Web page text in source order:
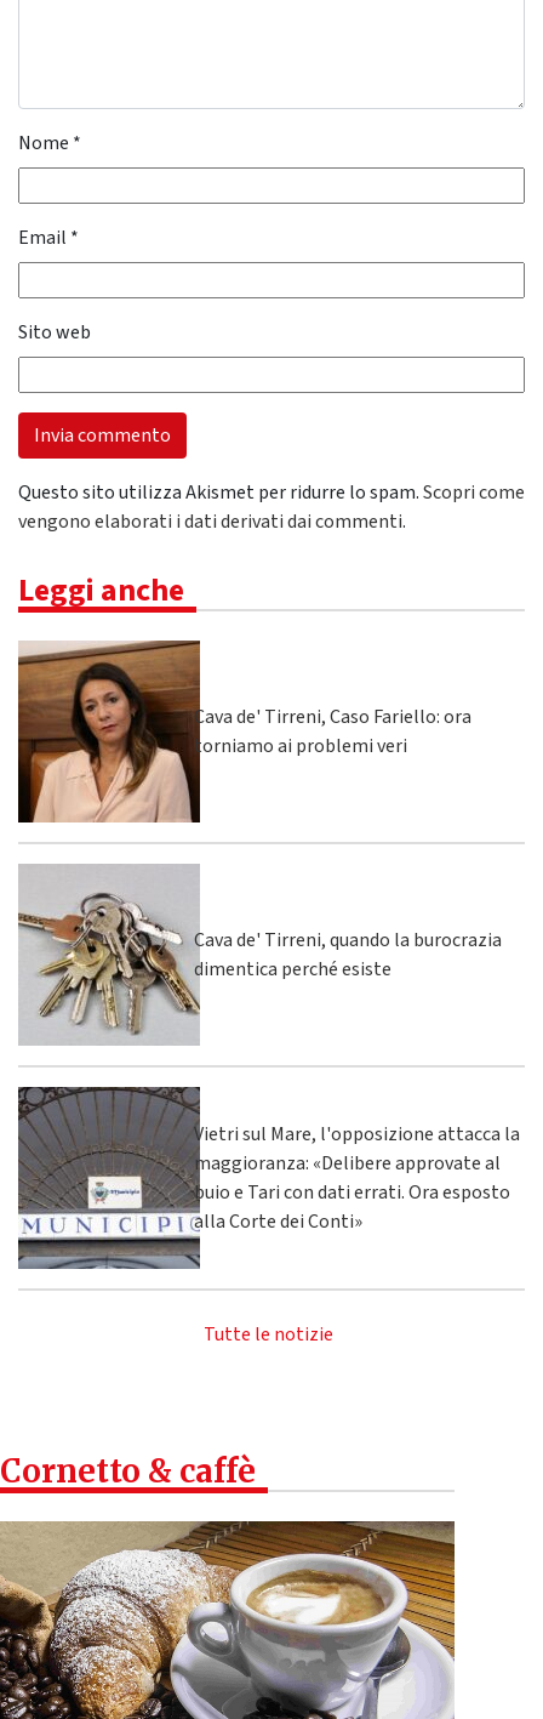
Nome *
Email *
Sito web
Questo sito utilizza Akismet per ridurre lo spam.Scopri come
vengono elaborati i dati derivati dai commenti.
Leggi anche
Cava de' Tirreni, Caso Fariello: ora
torniamo ai problemi veri
Cava de' Tirreni, quando la burocrazia
dimentica perché esiste
Vietri sul Mare, l'opposizione attacca la
maggioranza: «Delibere approvate al
buio e Tari con dati errati. Ora esposto
alla Corte dei Conti»
Tutte le notizie
Cornetto & caffè